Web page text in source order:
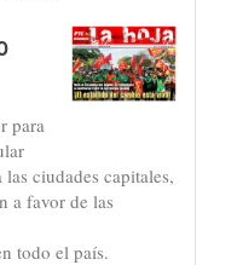
para
ciudades capitales,
a favor de las
todo el país.